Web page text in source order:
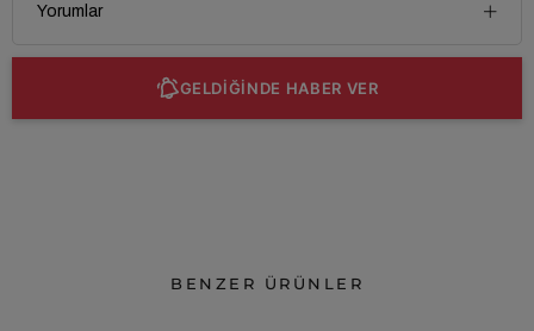
Yorumlar
GELDİĞİNDE HABER VER
BENZER ÜRÜNLER